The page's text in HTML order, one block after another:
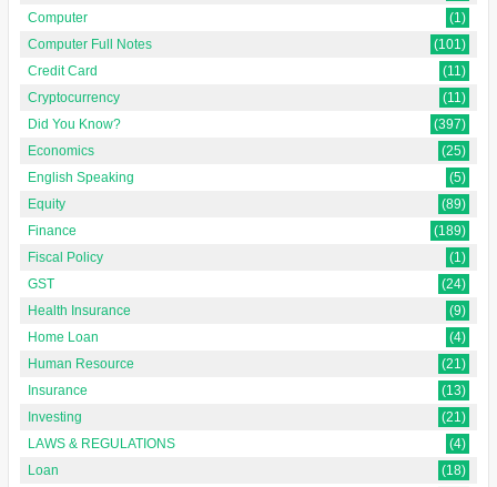
Computer
(1)
Computer Full Notes
(101)
Credit Card
(11)
Cryptocurrency
(11)
Did You Know?
(397)
Economics
(25)
English Speaking
(5)
Equity
(89)
Finance
(189)
Fiscal Policy
(1)
GST
(24)
Health Insurance
(9)
Home Loan
(4)
Human Resource
(21)
Insurance
(13)
Investing
(21)
LAWS & REGULATIONS
(4)
Loan
(18)